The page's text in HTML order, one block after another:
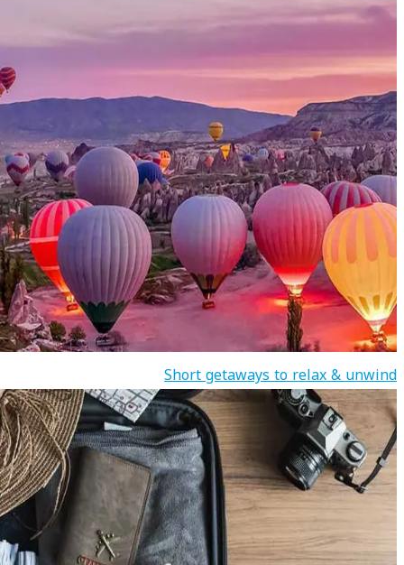
Short getaways to relax & unwind